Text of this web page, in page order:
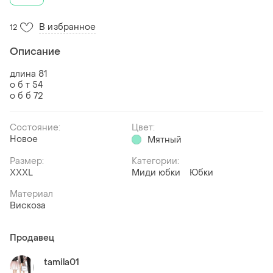
12 В избранное
Описание
длина 81
о б т 54
о б б 72
Состояние:
Новое
Цвет:
Мятный
Размер:
XXXL
Категории:
Миди юбки
Юбки
Материал
Вискоза
Продавец
tamila01